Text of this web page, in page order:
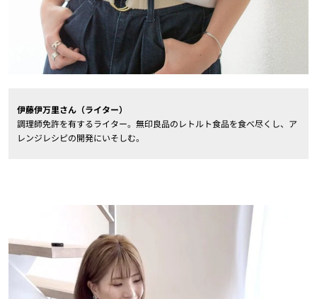
伊藤伊万里さん（ライター）
調理師免許を有するライター。無印良品のレトルト食品を食べ尽くし、ア
レンジレシピの開発にいそしむ。